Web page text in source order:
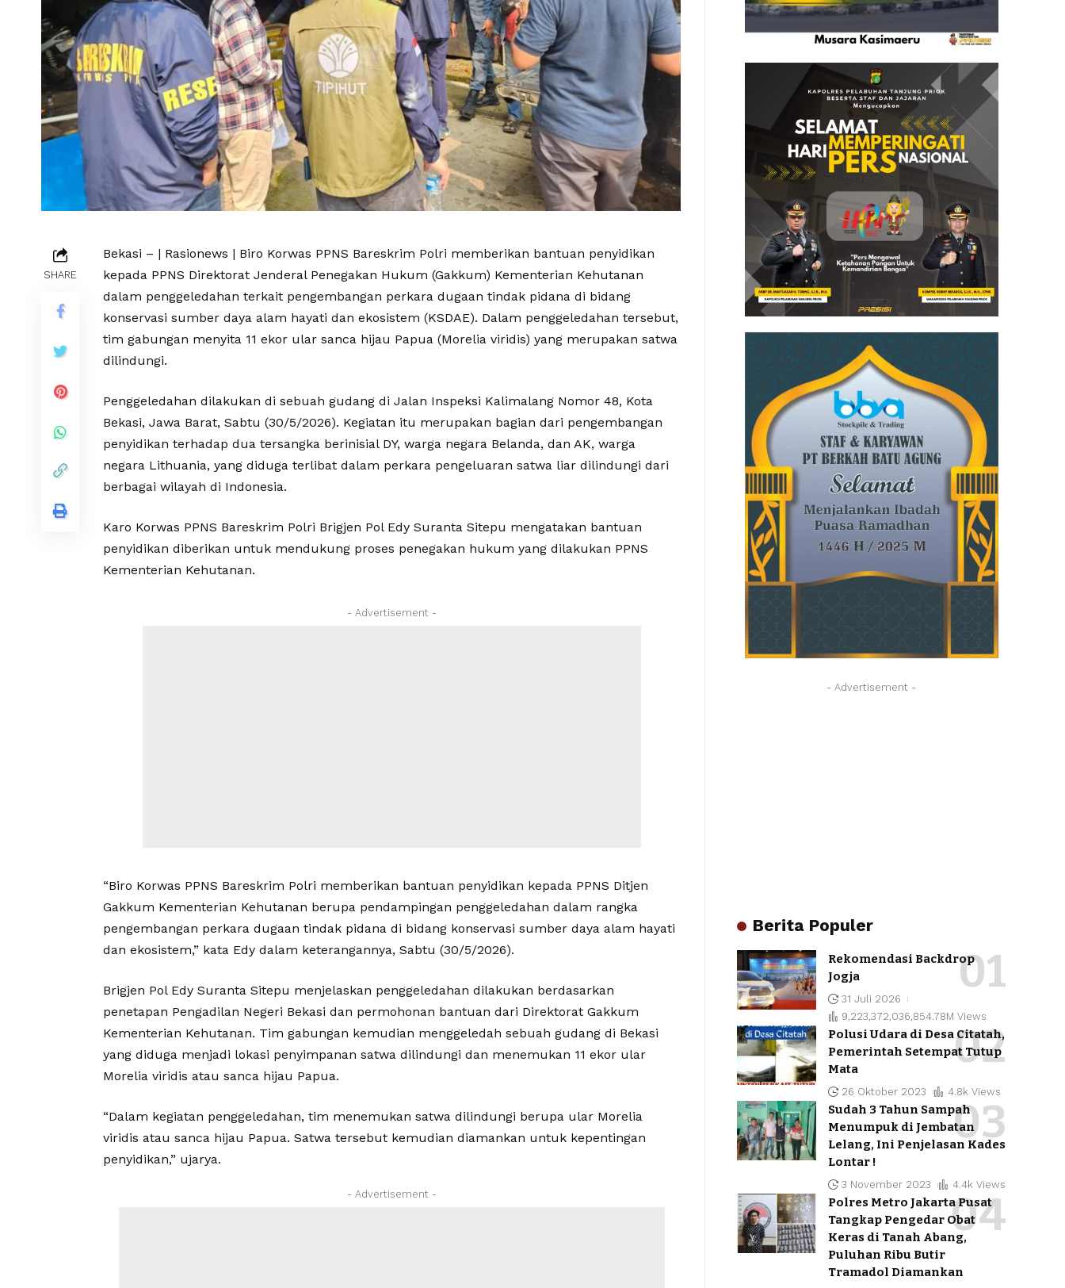
SHARE
Bekasi – | Rasionews | Biro Korwas PPNS Bareskrim Polri memberikan bantuan penyidikan
kepada PPNS Direktorat Jenderal Penegakan Hukum (Gakkum) Kementerian Kehutanan
dalam penggeledahan terkait pengembangan perkara dugaan tindak pidana di bidang
konservasi sumber daya alam hayati dan ekosistem (KSDAE). Dalam penggeledahan tersebut,
tim gabungan menyita 11 ekor ular sanca hijau Papua (Morelia viridis) yang merupakan satwa
dilindungi.
Penggeledahan dilakukan di sebuah gudang di Jalan Inspeksi Kalimalang Nomor 48, Kota
Bekasi, Jawa Barat, Sabtu (30/5/2026). Kegiatan itu merupakan bagian dari pengembangan
penyidikan terhadap dua tersangka berinisial DY, warga negara Belanda, dan AK, warga
negara Lithuania, yang diduga terlibat dalam perkara pengeluaran satwa liar dilindungi dari
berbagai wilayah di Indonesia.
Karo Korwas PPNS Bareskrim Polri Brigjen Pol Edy Suranta Sitepu mengatakan bantuan
penyidikan diberikan untuk mendukung proses penegakan hukum yang dilakukan PPNS
Kementerian Kehutanan.
- Advertisement -
“Biro Korwas PPNS Bareskrim Polri memberikan bantuan penyidikan kepada PPNS Ditjen
Gakkum Kementerian Kehutanan berupa pendampingan penggeledahan dalam rangka
pengembangan perkara dugaan tindak pidana di bidang konservasi sumber daya alam hayati
dan ekosistem,” kata Edy dalam keterangannya, Sabtu (30/5/2026).
Brigjen Pol Edy Suranta Sitepu menjelaskan penggeledahan dilakukan berdasarkan
penetapan Pengadilan Negeri Bekasi dan permohonan bantuan dari Direktorat Gakkum
Kementerian Kehutanan. Tim gabungan kemudian menggeledah sebuah gudang di Bekasi
yang diduga menjadi lokasi penyimpanan satwa dilindungi dan menemukan 11 ekor ular
Morelia viridis atau sanca hijau Papua.
“Dalam kegiatan penggeledahan, tim menemukan satwa dilindungi berupa ular Morelia
viridis atau sanca hijau Papua. Satwa tersebut kemudian diamankan untuk kepentingan
penyidikan,” ujarya.
- Advertisement -
- Advertisement -
Berita Populer
Rekomendasi Backdrop
Jogja
31 Juli 2026
9,223,372,036,854.78M Views
Polusi Udara di Desa Citatah,
Pemerintah Setempat Tutup
Mata
26 Oktober 2023 4.8k Views
Sudah 3 Tahun Sampah
Menumpuk di Jembatan
Lelang, Ini Penjelasan Kades
Lontar !
3 November 2023 4.4k Views
Polres Metro Jakarta Pusat
Tangkap Pengedar Obat
Keras di Tanah Abang,
Puluhan Ribu Butir
Tramadol Diamankan